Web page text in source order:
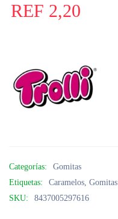
REF 2,20
Categorías:
Gomitas
Etiquetas:
Caramelos, Gomitas
SKU:
8437005297616